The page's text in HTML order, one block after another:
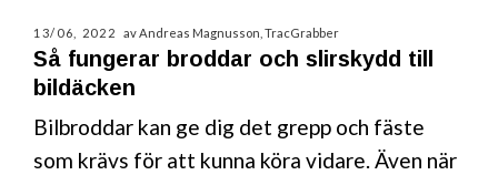
13/06, 2022 av Andreas Magnusson, TracGrabber
Så fungerar broddar och slirskydd till
bildäcken
Bilbroddar kan ge dig det grepp och fäste
som krävs för att kunna köra vidare. Även när